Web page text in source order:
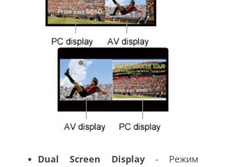
Dual Screen Display- Режим